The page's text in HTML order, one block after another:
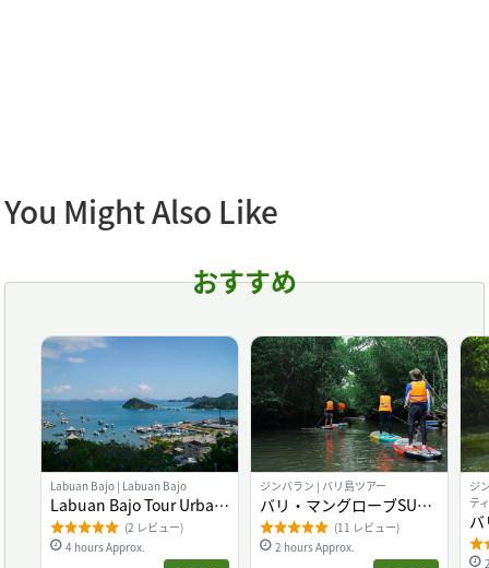
You Might Also Like
おすすめ
Labuan Bajo | Labuan Bajo
Labuan Bajo Tour Urban
Discovery Tour(2 レビュー)
4 hours Approx.
ジンバラン | バリ島ツアー
バリ・マングローブSUP
ツアー
(11 レビュー)
2 hours Approx.
ジ
ティ
ス